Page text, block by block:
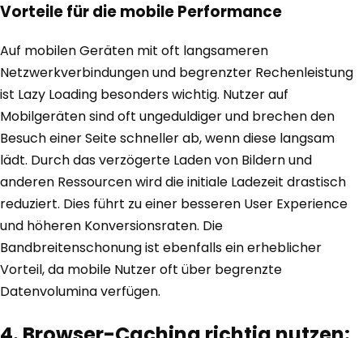
Vorteile für die mobile Performance
Auf mobilen Geräten mit oft langsameren
Netzwerkverbindungen und begrenzter Rechenleistung
ist Lazy Loading besonders wichtig. Nutzer auf
Mobilgeräten sind oft ungeduldiger und brechen den
Besuch einer Seite schneller ab, wenn diese langsam
lädt. Durch das verzögerte Laden von Bildern und
anderen Ressourcen wird die initiale Ladezeit drastisch
reduziert. Dies führt zu einer besseren User Experience
und höheren Konversionsraten. Die
Bandbreitenschonung ist ebenfalls ein erheblicher
Vorteil, da mobile Nutzer oft über begrenzte
Datenvolumina verfügen.